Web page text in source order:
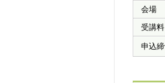
会場
受講料
申込